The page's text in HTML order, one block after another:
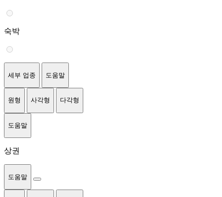
숙박
세부 업종 도움말
원형 사각형 다각형
도움말
상권
도움말